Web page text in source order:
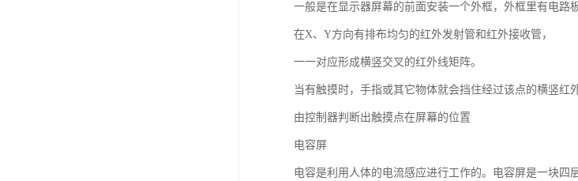
一般是在显示器屏幕的前面安装一个外框，外框里有电路板
在X、Y方向有排布均匀的红外发射管和红外接收管，
一一对应形成横竖交叉的红外线矩阵。
当有触摸时，手指或其它物体就会挡住经过该点的横竖红外
由控制器判断出触摸点在屏幕的位置
电容屏
电容是利用人体的电流感应进行工作的。电容屏是一块